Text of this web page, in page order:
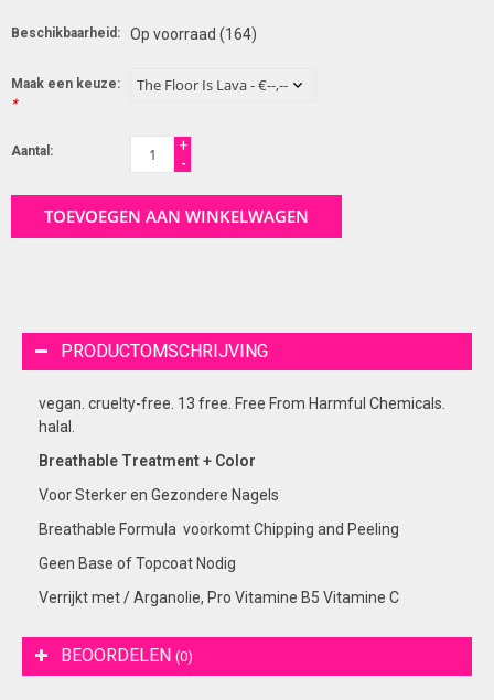
Beschikbaarheid: Op voorraad (164)
Maak een keuze:
*
Aantal:
+
-
TOEVOEGEN AAN WINKELWAGEN
PRODUCTOMSCHRIJVING
vegan. cruelty-free. 13 free. Free From Harmful Chemicals.
halal.
Breathable Treatment + Color
Voor Sterker en Gezondere Nagels
Breathable Formula voorkomt Chipping and Peeling
Geen Base of Topcoat Nodig
Verrijkt met / Arganolie, Pro Vitamine B5 Vitamine C
BEOORDELEN (0)